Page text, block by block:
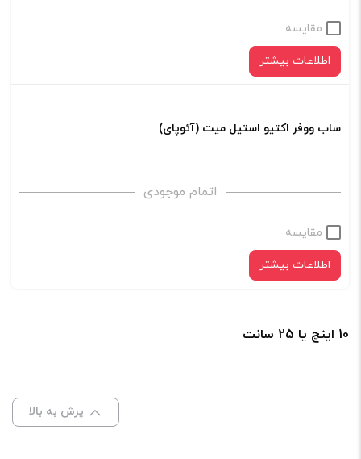
مقایسه
اطلاعات بیشتر
ساب ووفر اکتیو استیل میت (آئوپای)
اتمام موجودی
مقایسه
اطلاعات بیشتر
10 اینچ یا 25 سانت
پرش به بالا